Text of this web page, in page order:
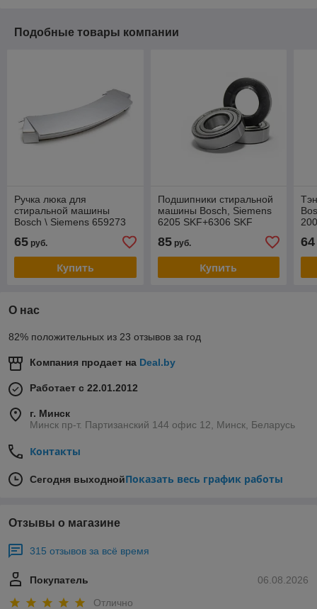
Подобные товары компании
Ручка люка для
стиральной машины
Bosch \ Siemens 659273
65 руб.
Купить
Подшипники стиральной
машины Bosch, Siemens
6205 SKF+6306 SKF
85руб.
Купить
64
О нас
82% положительных из 23 отзывов за год
Компания продает на Deal.by
Работает с 22.01.2012
г. Минск
Минск пр-т. Партизанский 144 офис 12, Минск, Беларусь
Контакты
Сегодня выходнойПоказать весь график работы
Отзывы о магазине
315 отзывов за всё время
06.08.2026
Покупатель
Отлично